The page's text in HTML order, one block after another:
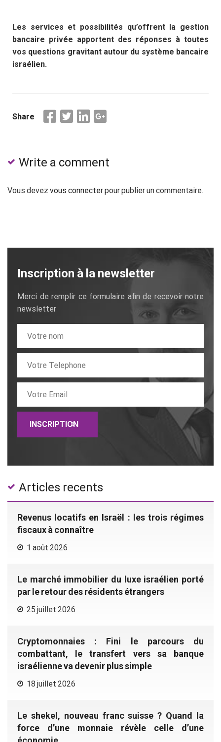
Les services et possibilités qu’offrent la gestion
bancaire privée apportent des réponses à toutes
vos questions gravitant autour du système bancaire
israélien.
Share
Write a comment
Vous devez vous connecterpour publier un commentaire.
Inscription à la newsletter
Merci de remplir ce formulaire afin de recevoir notre
newsletter
Articles recents
Revenus locatifs en Israël : les trois régimes
fiscaux à connaître
1 août 2026
Le marché immobilier du luxe israélien porté
par le retour des résidents étrangers
25 juillet 2026
Cryptomonnaies : Fini le parcours du
combattant, le transfert vers sa banque
israélienne va devenir plus simple
18 juillet 2026
Le shekel, nouveau franc suisse ? Quand la
force d’une monnaie révèle celle d’une